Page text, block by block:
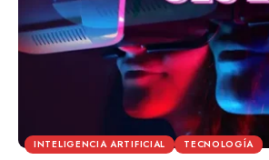
INTELIGENCIA ARTIFICIAL TECNOLOGÍA